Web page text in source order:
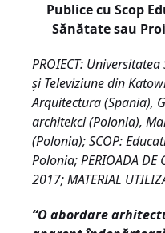
Publice cu Scop
Sănătate sau
PROIECT:
și Televiziune din
Arquitectura (Spania),
architekci (Polonia),
(Polonia); SCOP:
Polonia; PERIOADA DE
2017; MATERIAL
“O abordare